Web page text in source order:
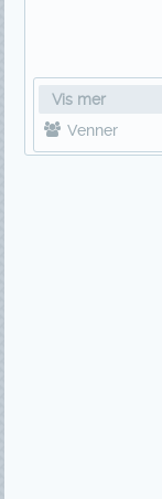
Vis mer
Venner